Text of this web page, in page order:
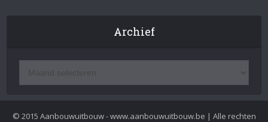
Archief
© 2015 Aanbouwuitbouw - www.aanbouwuitbouw.be | Alle rechten